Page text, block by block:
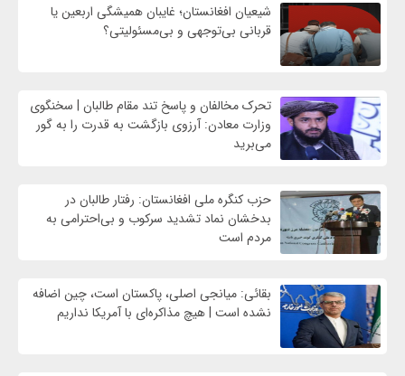
شیعیان افغانستان؛ غایبان همیشگی اربعین یا
قربانی بی‌توجهی و بی‌مسئولیتی؟
تحرک مخالفان و پاسخ تند مقام طالبان | سخنگوی
وزارت معادن: آرزوی بازگشت به قدرت را به گور
می‌برید
حزب کنگره ملی افغانستان: رفتار طالبان در
بدخشان نماد تشدید سرکوب و بی‌احترامی به
مردم است
بقائی: میانجی اصلی، پاکستان است، چین اضافه
نشده است | هیچ مذاکره‌ای با آمریکا نداریم